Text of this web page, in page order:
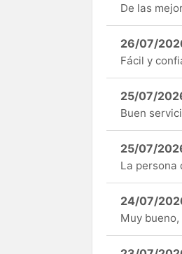
De las
26/07/
Fácil y
25/07/
Buen
25/07/
La persona
24/07/
Muy